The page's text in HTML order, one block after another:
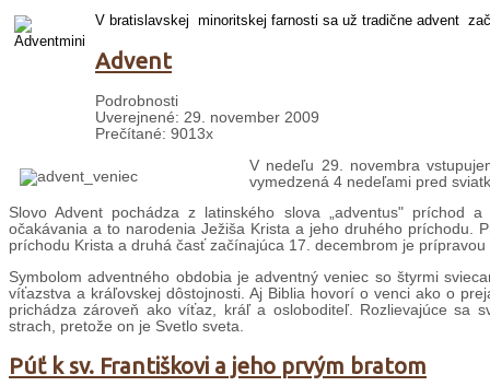
V bratislavskej minoritskej farnosti sa už tradične advent
Advent
Podrobnosti
Uverejnené: 29. november 2009
Prečítané: 9013x
V nedeľu 29. novembra
vymedzená 4 nedeľami pred
Slovo Advent pochádza z latinského slova „adventus" príchod
očakávania a to narodenia Ježiša Krista a jeho druhého príchodu.
príchodu Krista a druhá časť začínajúca 17. decembrom je
Symbolom adventného obdobia je adventný veniec so štyrmi
víťazstva a kráľovskej dôstojnosti. Aj Biblia hovorí o venci ako o
prichádza zároveň ako víťaz, kráľ a osloboditeľ. Rozlievajúce sa
strach, pretože on je Svetlo sveta.
Púť k sv. Františkovi a jeho prvým bratom